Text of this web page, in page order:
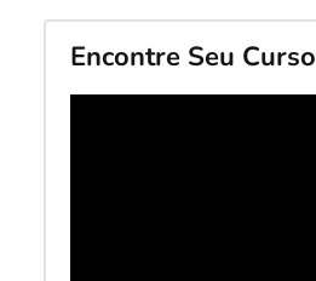
Encontre Seu Curso